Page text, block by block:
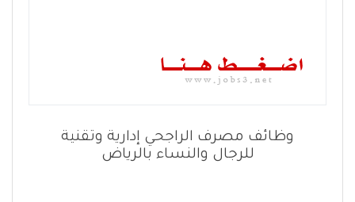
وظائف مصرف الراجحي إدارية وتقنية
للرجال والنساء بالرياض